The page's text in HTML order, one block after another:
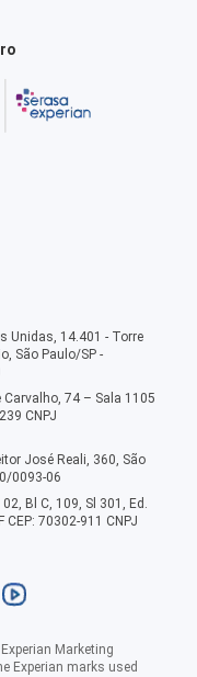
Unidas, 14.401 - Torre
São Paulo/SP -
Carvalho, 74 – Sala 1105
CNPJ
José Reali, 360, São
0093-06
Bl C, 109, Sl 301, Ed.
70302-911 CNPJ
Marketing
Experian marks used